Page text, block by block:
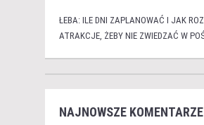
ŁEBA: ILE DNI ZAPLANOWAĆ I JAK
ATRAKCJE, ŻEBY NIE ZWIEDZAĆ W
NAJNOWSZE KOMENTARZE